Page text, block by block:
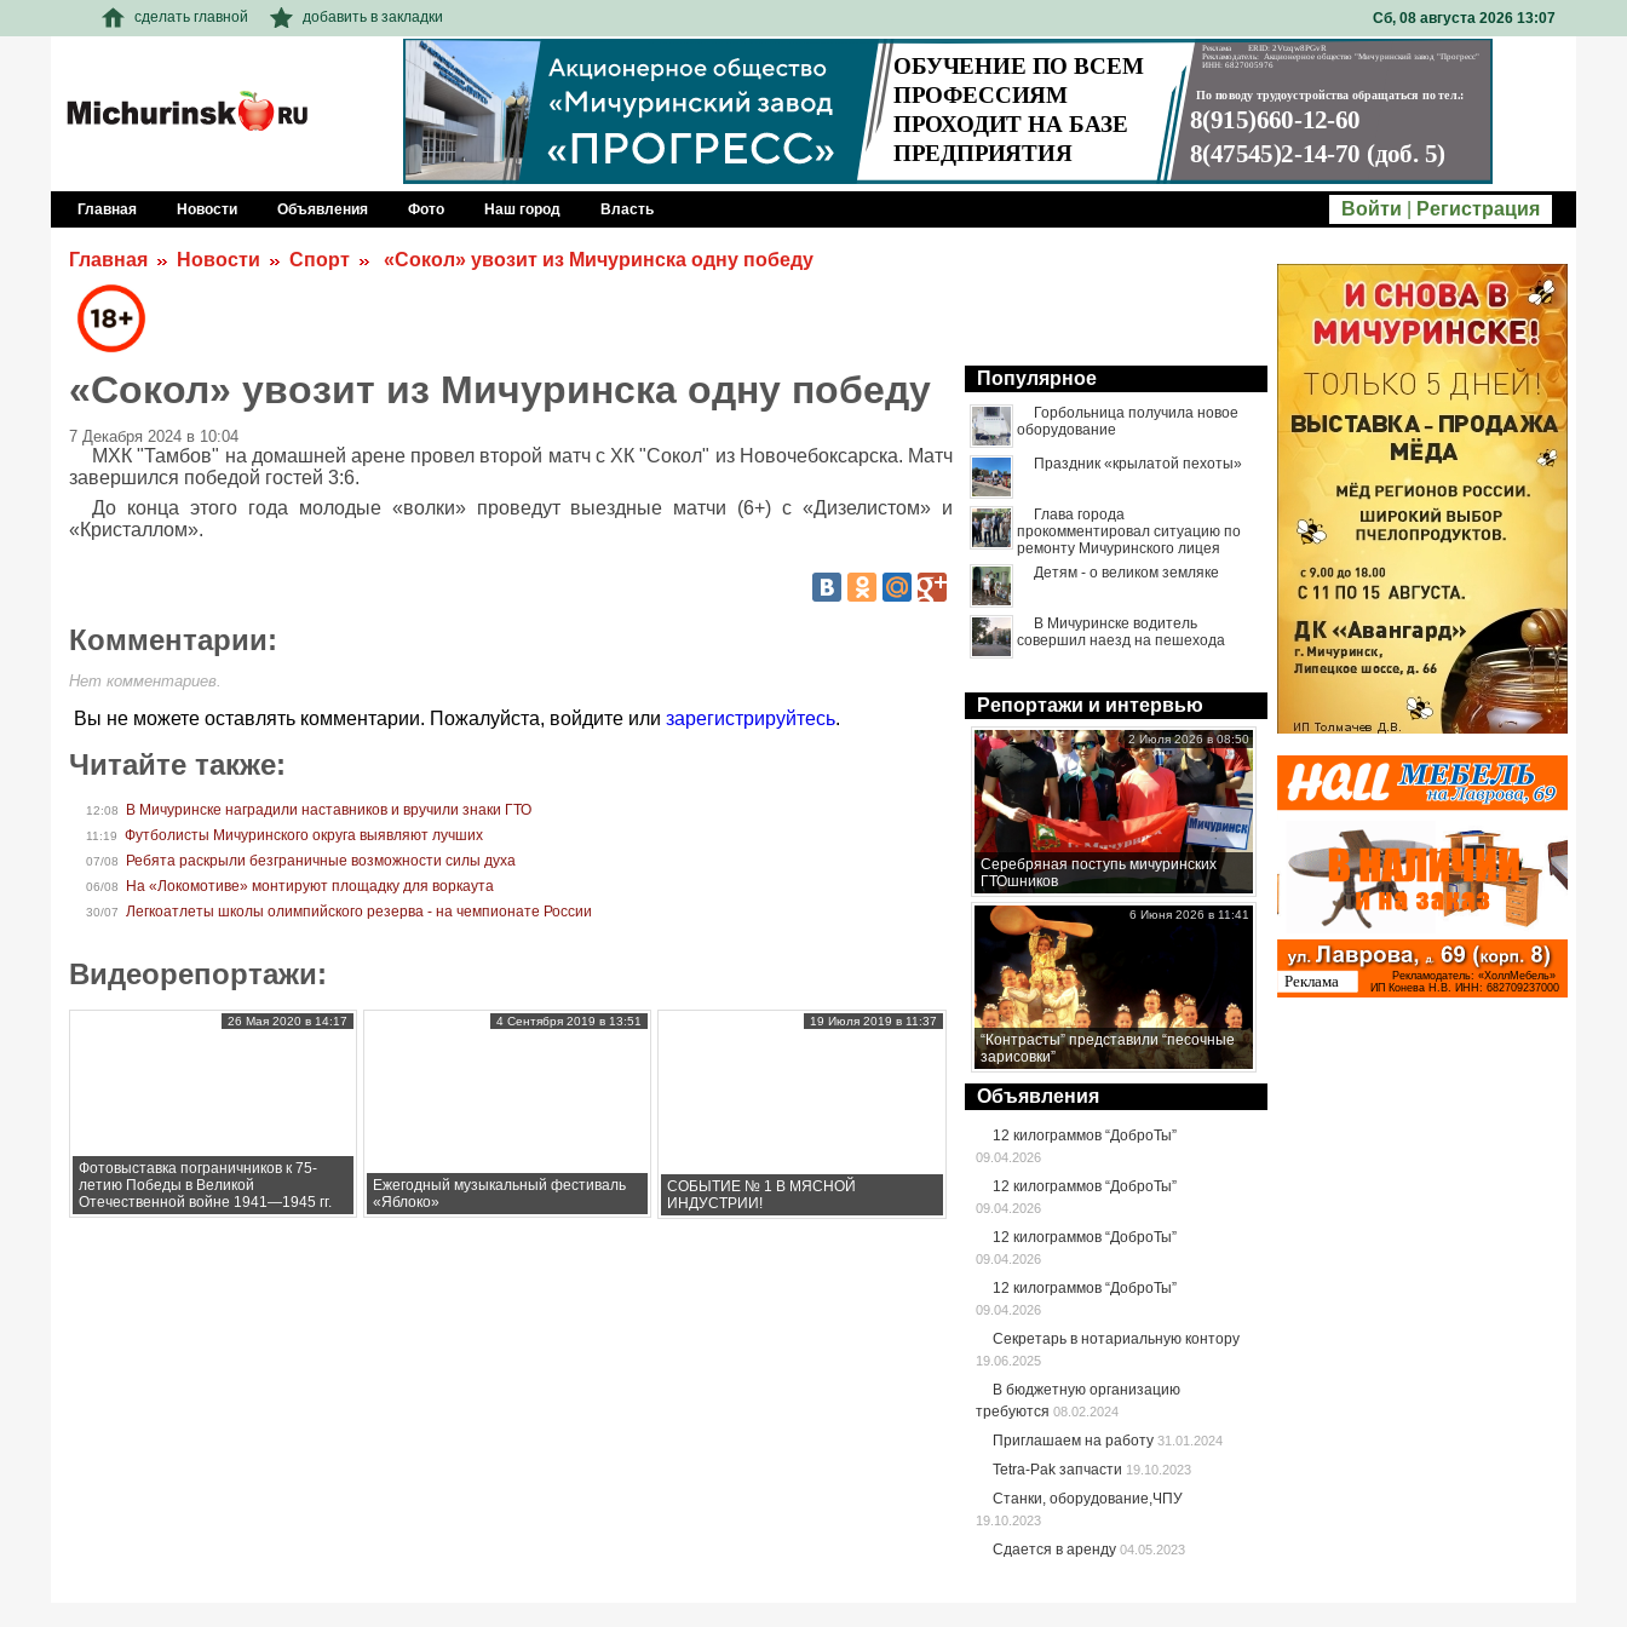
сделать главной добавить в закладки Сб, 08 августа 2026 13 07
Главная Новости Объявления Фото Наш город Власть Войти Регистрация
Главная Новости Спорт «Сокол» увозит из Мичуринска одну победу
«Сокол» увозит из Мичуринска одну победу
7 Декабря 2024 в 10:04
МХК "Тамбов" на домашней арене провел второй матч с ХК "Сокол" из Новочебоксарска. Матч
завершился победой гостей 3:6.
До конца этого года молодые «волки» проведут выездные матчи (6+) с «Дизелистом» и
«Кристаллом».
Комментарии:
Нет комментариев.
Вы не можете оставлять комментарии. Пожалуйста, войдите или зарегистрируйтесь.
Читайте также:
12:08 В Мичуринске наградили наставников и вручили знаки ГТО
11:19 Футболисты Мичуринского округа выявляют лучших
07/08 Ребята раскрыли безграничные возможности силы духа
06/08 На «Локомотиве» монтируют площадку для воркаута
30/07 Легкоатлеты школы олимпийского резерва - на чемпионате России
Видеорепортажи:
Фотовыставка пограничников к 75-
летию Победы в Великой
Отечественной войне 1941—1945 гг.
26 Мая 2020 в 14:17
Ежегодный музыкальный фестиваль
«Яблоко»
4 Сентября 2019 в 13:51
СОБЫТИЕ № 1 В МЯСНОЙ
ИНДУСТРИИ!
19 Июля 2019 в 11:37
Популярное
Горбольница получила новое
оборудование
Праздник «крылатой пехоты»
Глава города
прокомментировал ситуацию по
ремонту Мичуринского лицея
Детям - о великом земляке
В Мичуринске водитель
совершил наезд на пешехода
Репортажи и интервью
Серебряная поступь мичуринских
ГТОшников
2 Июля 2026 в 08:50
“Контрасты” представили “песочные
зарисовки”
6 Июня 2026 в 11:41
Объявления
12 килограммов “ДоброТы”
09.04.2026
12 килограммов “ДоброТы”
09.04.2026
12 килограммов “ДоброТы”
09.04.2026
12 килограммов “ДоброТы”
09.04.2026
Секретарь в нотариальную контору
19.06.2025
В бюджетную организацию
требуются 08.02.2024
Приглашаем на работу 31.01.2024
Tetra-Pak запчасти 19.10.2023
Станки, оборудование,ЧПУ
19.10.2023
Сдается в аренду 04.05.2023